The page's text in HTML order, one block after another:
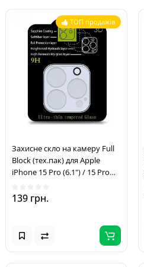
ТОП продажів
Захисне скло на камеру Full
Block (тех.пак) для Apple
iPhone 15 Pro (6.1") / 15 Pro
139 грн.